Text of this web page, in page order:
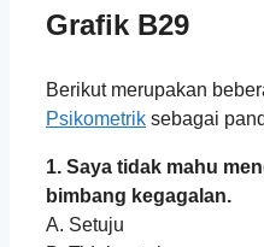
Grafik B29
Berikut merupakan
Psikometrik sebagai
1. Saya tidak mahu
bimbang kegagalan.
A. Setuju